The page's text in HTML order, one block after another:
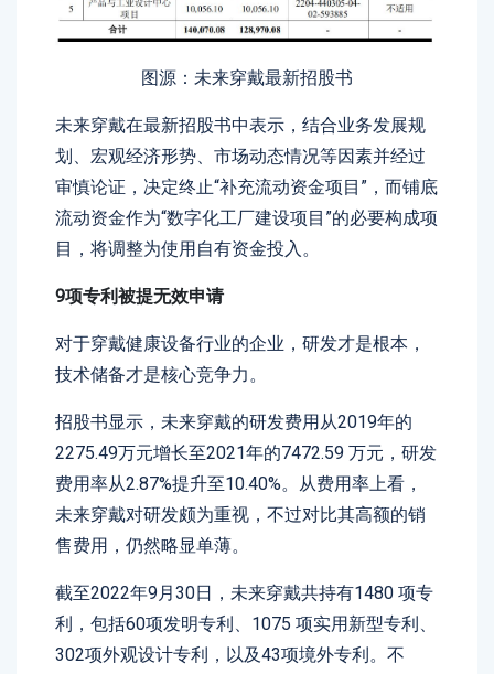
图源：未来穿戴最新招股书
未来穿戴在最新招股书中表示，结合业务发展规
划、宏观经济形势、市场动态情况等因素并经过
审慎论证，决定终止“补充流动资金项目”，而铺底
流动资金作为“数字化工厂建设项目”的必要构成项
目，将调整为使用自有资金投入。
9项专利被提无效申请
对于穿戴健康设备行业的企业，研发才是根本，
技术储备才是核心竞争力。
招股书显示，未来穿戴的研发费用从2019年的
2275.49万元增长至2021年的7472.59 万元，研发
费用率从2.87%提升至10.40%。从费用率上看，
未来穿戴对研发颇为重视，不过对比其高额的销
售费用，仍然略显单薄。
截至2022年9月30日，未来穿戴共持有1480 项专
利，包括60项发明专利、1075 项实用新型专利、
302项外观设计专利，以及43项境外专利。不